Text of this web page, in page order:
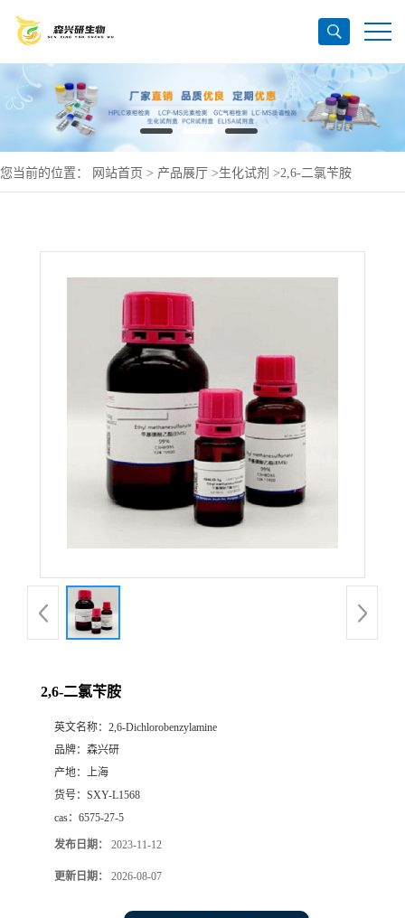
您当前的位置： 网站首页 > 产品展厅 >生化试剂 >2,6-二氯苄胺
2,6-二氯苄胺
英文名称： 2,6-Dichlorobenzylamine
品牌： 森兴研
产地： 上海
货号： SXY-L1568
cas： 6575-27-5
发布日期： 2023-11-12
更新日期： 2026-08-07